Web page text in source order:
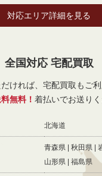
対応エリア詳細を見る
全国対応 宅配買取
ければ、宅配買取もご利
無料！ 着払いでお送り
北海道
青森県 秋田県
山形県
福島県